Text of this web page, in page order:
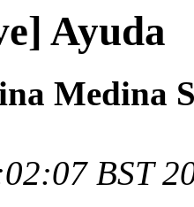
Ayuda
Medina
BST